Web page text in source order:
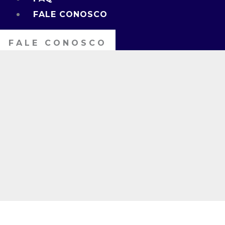
FALE CONOSCO
FALE CONOSCO